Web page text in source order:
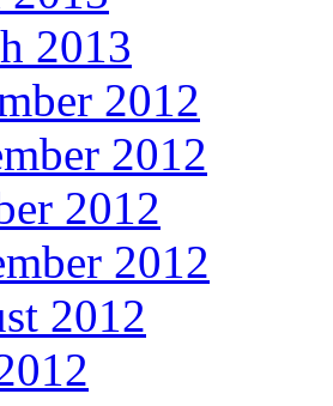
2013
2012
2012
2012
2012
2012